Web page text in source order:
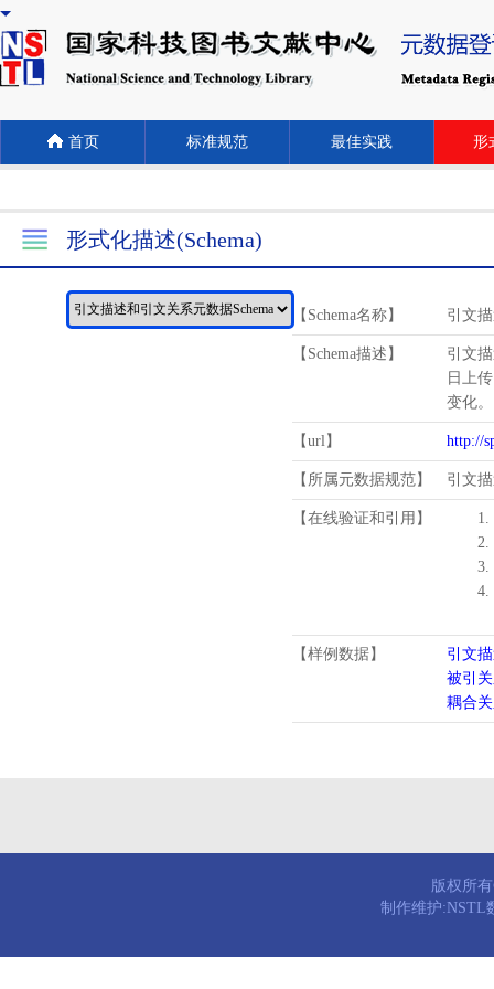
首页 标准规范 最佳实践 形
形式化描述(Schema)
【Schema名称】 引文
【Schema描述】
引文
日上
变化。
【url】 http://
【所属元数据规范】 引文
【在线验证和引用】
1.
2.
3.
4.
【样例数据】
引文
被引
耦合
版权所
制作维护:NSTL